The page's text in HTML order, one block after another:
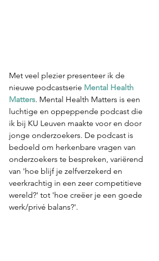
Met veel plezier presenteer ik de
nieuwe podcastserie Mental Health
Matters. Mental Health Matters is een
luchtige en oppeppende podcast die
ik bij KU Leuven maakte voor en door
jonge onderzoekers. De podcast is
bedoeld om herkenbare vragen van
onderzoekers te bespreken, variërend
van 'hoe blijf je zelfverzekerd en
veerkrachtig in een zeer competitieve
wereld?' tot 'hoe creëer je een goede
werk/privé balans?'.